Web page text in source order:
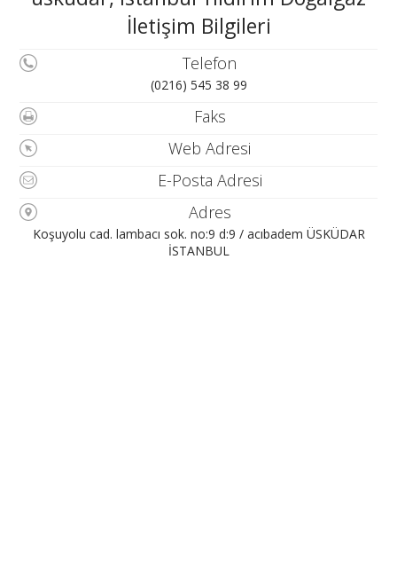
İletişim Bilgileri
Telefon
(0216) 545 38 99
Faks
Web Adresi
E-Posta Adresi
Adres
Koşuyolu cad. lambacı sok. no:9 d:9 / acıbadem ÜSKÜDAR
İSTANBUL